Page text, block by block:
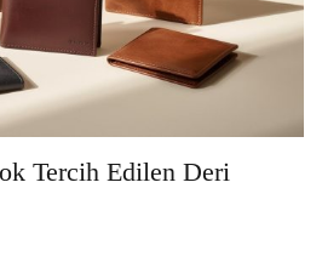
Tercih Edilen Deri